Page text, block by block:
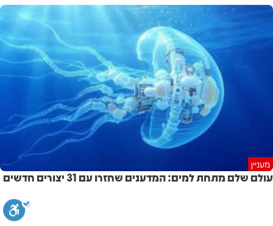
מעניין
עולם שלם מתחת למים: המדענים שחזרו עם 31 יצורים חדשים